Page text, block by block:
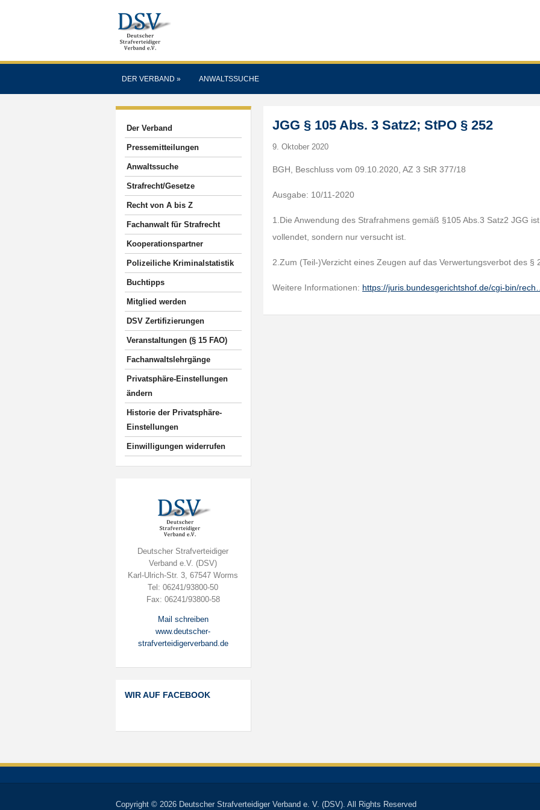
DER VERBAND » ANWALTSSUCHE
Der Verband
Pressemitteilungen
Anwaltssuche
Strafrecht/Gesetze
Recht von A bis Z
Fachanwalt für Strafrecht
Kooperationspartner
Polizeiliche Kriminalstatistik
Buchtipps
Mitglied werden
DSV Zertifizierungen
Veranstaltungen (§ 15 FAO)
Fachanwaltslehrgänge
Privatsphäre-Einstellungen
ändern
Historie der Privatsphäre-
Einstellungen
Einwilligungen widerrufen
Deutscher Strafverteidiger
Verband e.V. (DSV)
Karl-Ulrich-Str. 3, 67547 Worms
Tel: 06241/93800-50
Fax: 06241/93800-58
Mail schreiben
www.deutscher-
strafverteidigerverband.de
WIR AUF FACEBOOK
JGG § 105 Abs. 3 Satz2; StPO § 252
9. Oktober 2020
BGH, Beschluss vom 09.10.2020, AZ 3 StR 377/18
Ausgabe: 10/11-2020
1.Die Anwendung des Strafrahmens gemäß §105 Abs.3 Satz2 JGG
vollendet, sondern nur versucht ist.
2.Zum (Teil-)Verzicht eines Zeugen auf das Verwertungsverbot des §
Weitere Informationen: https://juris.bundesgerichtshof.de/cgi-bin/
Copyright © 2026 Deutscher Strafverteidiger Verband e. V. (DSV). All Rights Reserved